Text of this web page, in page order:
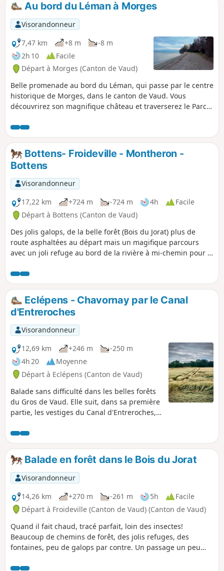
Au bord du Léman à Morges
Visorandonneur
7,47 km
+8 m
-8 m
2h 10
Facile
Départ à Morges (Canton de Vaud)
Belle promenade au bord du Léman, qui passe par le centre
historique de Morges, dans le canton de Vaud. Vous
découvrirez son magnifique château et traverserez le Parc
printemps. Par beau temps vous pourrez aussi admirer les
sommets des alpes françaises.
Bottens- Froideville - Montheron -
Bottens
Visorandonneur
17,22 km
+724 m -724 m 4h
Facile
Départ à Bottens (Canton de Vaud)
Des jolis galops, de la belle forêt (Bois du Jorat) plus de
route asphaltées au départ mais un magifique parcours
avec un joli refuge au bord de la rivière à mi-chemin pour le
bordure de lisère de forêts ou champs s'ils ne sont pas
fauchés!
Eclépens - Chavornay par le Canal
d'Entreroches
Visorandonneur
12,69 km
+246 m
-250 m
4h 20
Moyenne
Départ à Eclépens (Canton de Vaud)
Balade sans difficulté dans les belles forêts
du Gros de Vaud. Elle suit, dans sa première
partie, les vestiges du Canal d'Entreroches,
du Rhône au 17e siècle, et se termine en
suivant le Talent.
Balade en forêt dans le Bois du Jorat
Visorandonneur
14,26 km
+270 m -261 m 5h
Facile
Départ à Froideville (Canton de Vaud) (Canton de Vaud)
Quand il fait chaud, tracé parfait, loin des insectes!
Beaucoup de chemins de forêt, des jolis refuges, des
fontaines, peu de galops par contre. Un passage un peu
et montée raide, possibilité de contourner sans problème.